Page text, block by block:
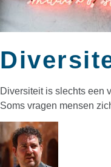
Diversiteit is slechts een
Soms vragen mensen